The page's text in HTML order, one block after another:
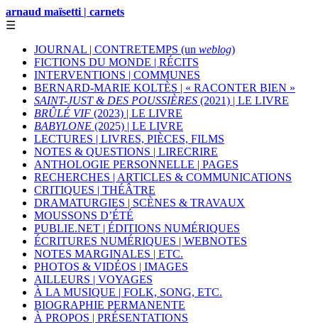
arnaud maïsetti | carnets
☰
JOURNAL | CONTRETEMPS (un weblog)
FICTIONS DU MONDE | RÉCITS
INTERVENTIONS | COMMUNES
BERNARD-MARIE KOLTÈS | « RACONTER BIEN »
SAINT-JUST & DES POUSSIÈRES (2021) | LE LIVRE
BRÛLÉ VIF (2023) | LE LIVRE
BABYLONE (2025) | LE LIVRE
LECTURES | LIVRES, PIÈCES, FILMS
NOTES & QUESTIONS | LIRECRIRE
ANTHOLOGIE PERSONNELLE | PAGES
RECHERCHES | ARTICLES & COMMUNICATIONS
CRITIQUES | THÉÂTRE
DRAMATURGIES | SCÈNES & TRAVAUX
MOUSSONS D’ÉTÉ
PUBLIE.NET | ÉDITIONS NUMÉRIQUES
ÉCRITURES NUMÉRIQUES | WEBNOTES
NOTES MARGINALES | ETC.
PHOTOS & VIDÉOS | IMAGES
AILLEURS | VOYAGES
À LA MUSIQUE | FOLK, SONG, ETC.
BIOGRAPHIE PERMANENTE
À PROPOS | PRÉSENTATIONS